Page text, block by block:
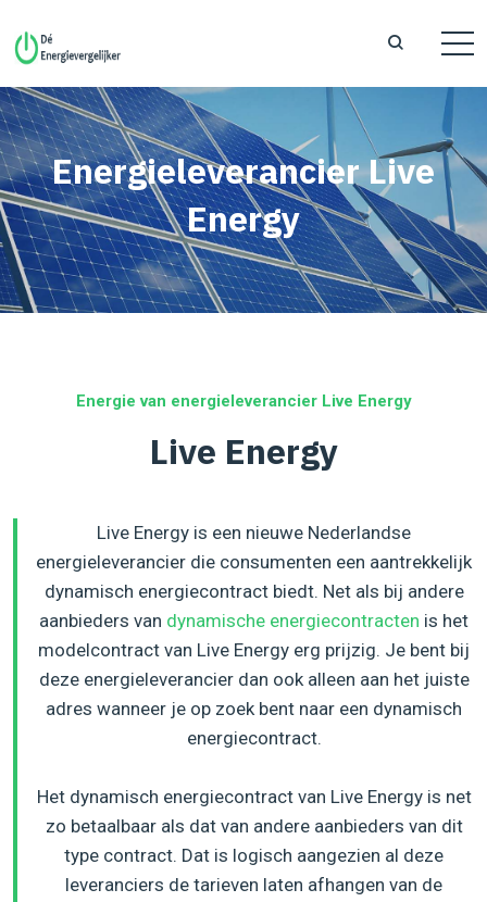
Energieleverancier Live
Energy
Energie van energieleverancier Live Energy
Live Energy
Live Energy is een nieuwe Nederlandse
energieleverancier die consumenten een aantrekkelijk
dynamisch energiecontract biedt. Net als bij andere
aanbieders van dynamische energiecontracten is het
modelcontract van Live Energy erg prijzig. Je bent bij
deze energieleverancier dan ook alleen aan het juiste
adres wanneer je op zoek bent naar een dynamisch
energiecontract.
Het dynamisch energiecontract van Live Energy is net
zo betaalbaar als dat van andere aanbieders van dit
type contract. Dat is logisch aangezien al deze
leveranciers de tarieven laten afhangen van de